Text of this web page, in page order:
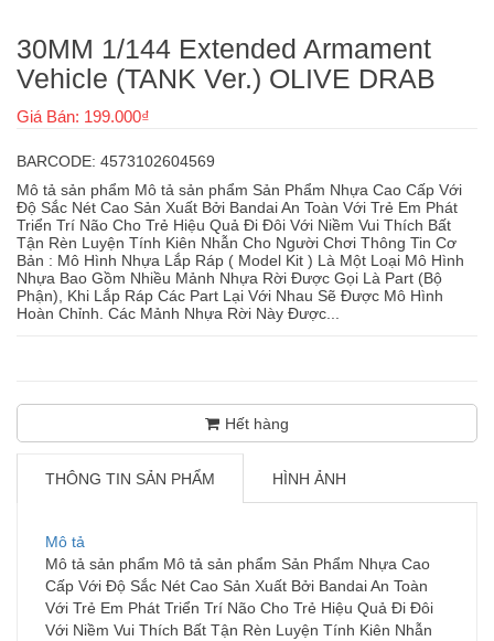
30MM 1/144 Extended Armament
Vehicle (TANK Ver.) OLIVE DRAB
Giá Bán: 199.000₫
BARCODE: 4573102604569
Mô tả sản phẩm Mô tả sản phẩm Sản Phẩm Nhựa Cao Cấp Với
Độ Sắc Nét Cao Sản Xuất Bởi Bandai An Toàn Với Trẻ Em Phát
Triển Trí Não Cho Trẻ Hiệu Quả Đi Đôi Với Niềm Vui Thích Bất
Tận Rèn Luyện Tính Kiên Nhẫn Cho Người Chơi Thông Tin Cơ
Bản : Mô Hình Nhựa Lắp Ráp ( Model Kit ) Là Một Loại Mô Hình
Nhựa Bao Gồm Nhiều Mảnh Nhựa Rời Được Gọi Là Part (Bộ
Phận), Khi Lắp Ráp Các Part Lại Với Nhau Sẽ Được Mô Hình
Hoàn Chỉnh. Các Mảnh Nhựa Rời Này Được...
Hết hàng
THÔNG TIN SẢN PHẨM HÌNH ẢNH
Mô tả
Mô tả sản phẩm Mô tả sản phẩm Sản Phẩm Nhựa Cao
Cấp Với Độ Sắc Nét Cao Sản Xuất Bởi Bandai An Toàn
Với Trẻ Em Phát Triển Trí Não Cho Trẻ Hiệu Quả Đi Đôi
Với Niềm Vui Thích Bất Tận Rèn Luyện Tính Kiên Nhẫn